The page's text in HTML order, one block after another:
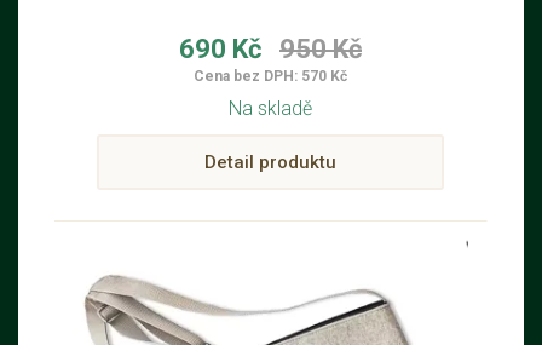
690 Kč 950 Kč
Cena bez DPH: 570 Kč
Na skladě
Detail produktu